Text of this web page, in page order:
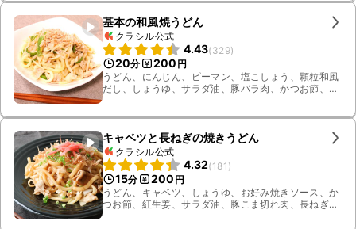
基本の和風焼うどん
クラシル公式
4.43(329)
20分 200 円
うどん、にんじん、ピーマン、塩こしょう、顆粒和風
だし、しょうゆ、サラダ油、豚バラ肉、かつお節、も
キャベツと長ねぎの焼きうどん
クラシル公式
4.32(181 )
15分 200 円
うどん、キャベツ、しょうゆ、お好み焼きソース、か
つお節、紅生姜、サラダ油、豚こま切れ肉、長ねぎ、